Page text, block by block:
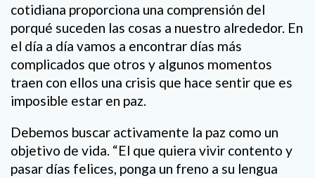
cotidiana proporciona una comprensión del
porqué suceden las cosas a nuestro alrededor. En
el día a día vamos a encontrar días más
complicados que otros y algunos momentos
traen con ellos una crisis que hace sentir que es
imposible estar en paz.
Debemos buscar activamente la paz como un
objetivo de vida. “El que quiera vivir contento y
pasar días felices, ponga un freno a su lengua